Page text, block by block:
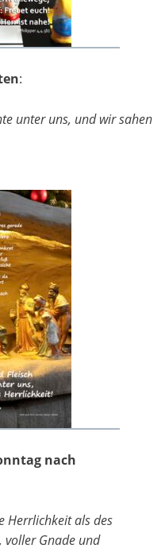
:
unter uns, und wir sahen
nach
Herrlichkeit als des
voller Gnade und